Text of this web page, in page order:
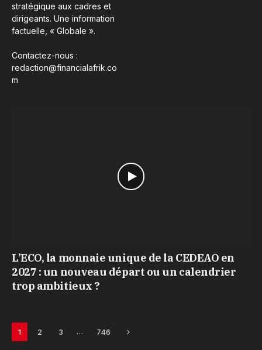
stratégique aux cadres et
dirigeants. Une information
factuelle, « Globale ».
Contactez-nous :
redaction@financialafrik.co
m
L’ECO, la monnaie unique de la CEDEAO en
2027 : un nouveau départ ou un calendrier
trop ambitieux ?
1 2 3 … 746 Next